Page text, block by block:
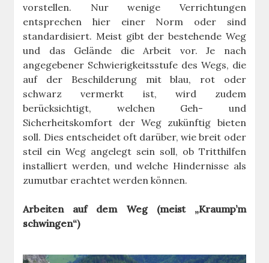
vorstellen. Nur wenige Verrichtungen
entsprechen hier einer Norm oder sind
standardisiert. Meist gibt der bestehende Weg
und das Gelände die Arbeit vor. Je nach
angegebener Schwierigkeitsstufe des Wegs, die
auf der Beschilderung mit blau, rot oder
schwarz vermerkt ist, wird zudem
berücksichtigt, welchen Geh- und
Sicherheitskomfort der Weg zukünftig bieten
soll. Dies entscheidet oft darüber, wie breit oder
steil ein Weg angelegt sein soll, ob Tritthilfen
installiert werden, und welche Hindernisse als
zumutbar erachtet werden können.
Arbeiten auf dem Weg (meist „Kraump’m
schwingen“)